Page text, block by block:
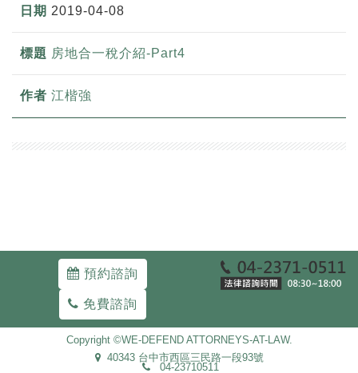
2019-04-08
房地合一稅介紹-Part4
江楷強
預約諮詢
免費諮詢
Copyright ©WE-DEFEND ATTORNEYS-AT-LAW.
40343 台中市西區三民路一段93號
04-23710511